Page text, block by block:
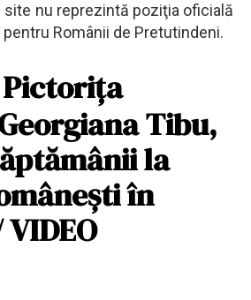
nu reprezintă poziţia oficială
Românii de Pretutindeni.
Pictorița
Tibu,
la
în